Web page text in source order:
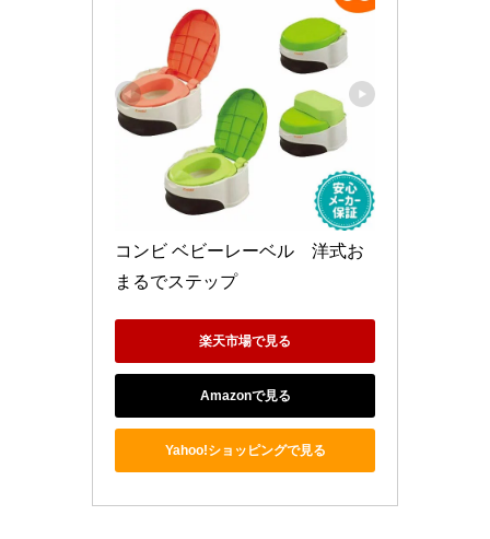
コンビ ベビーレーベル　洋式お
まるでステップ
楽天市場で見る
Amazonで見る
Yahoo!ショッピングで見る